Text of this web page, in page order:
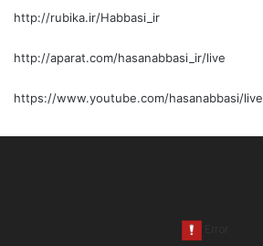
http://rubika.ir/Habbasi_ir
http://aparat.com/hasanabbasi_ir/live
https://www.youtube.com/hasanabbasi/live